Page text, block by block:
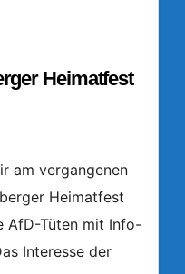
Heimatfest
am vergangenen
Heimatfest
AfD-Tüten mit Info-
Interesse der